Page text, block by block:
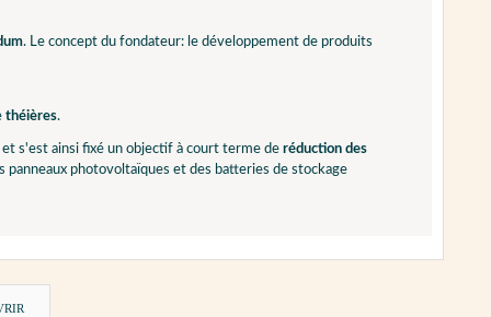
. Le concept du fondateur: le développement de produits
théières.
et s'est ainsi fixé un objectif à court terme de réduction des
panneaux photovoltaïques et des batteries de stockage